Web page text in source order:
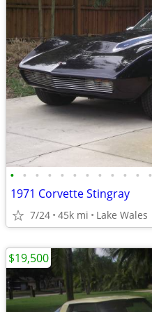
• • • • • • • • • • • •
1971 Corvette Stingray
7/24 45k mi Lake Wales
$19,500